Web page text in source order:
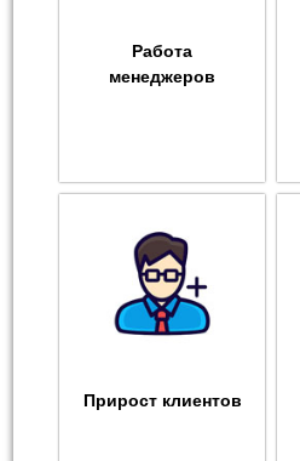
Работа
менеджеров
Прирост клиентов